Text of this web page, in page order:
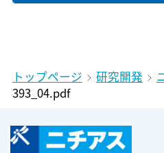
トップページ 研究開発
393_04.pdf